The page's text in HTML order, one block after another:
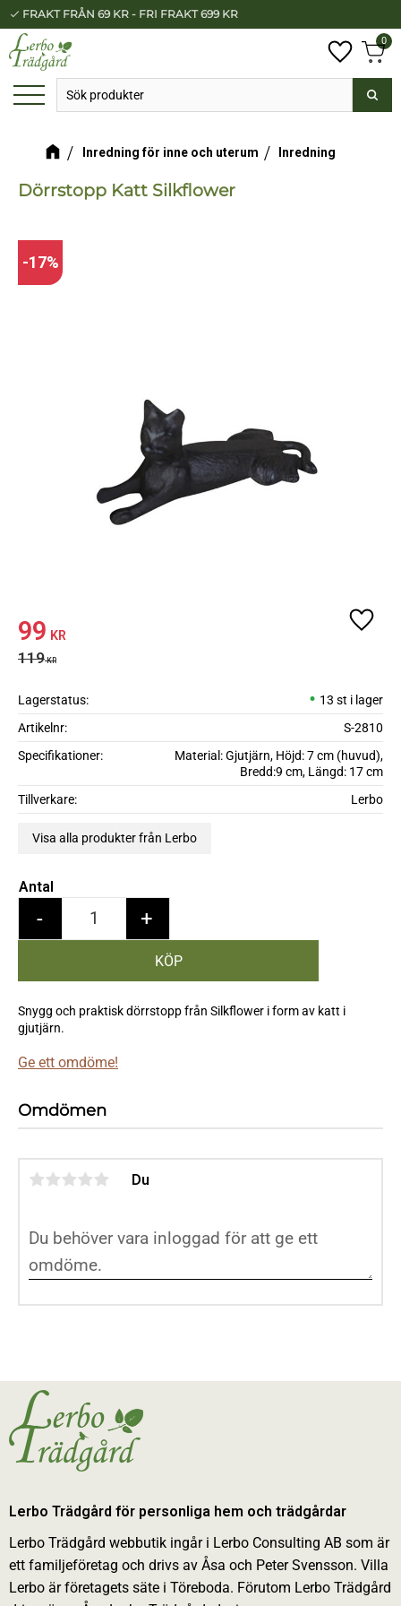
Meny
check FRAKT FRÅN 69 KR - FRI FRAKT 699 KR
0
Inredning för inne och uterum Inredning
Dörrstopp Katt Silkflower
17%
Nedsatt pris:
99 KR
Ordinarie pris:
119KR
Antal
+
-
Lägg
Snygg och praktisk dörrstopp från Silkflower i form av katt i
gjutjärn.
Lagerstatus
13 st i lager
Artikelnr
S-2810
Specifikationer
Material: Gjutjärn, Höjd: 7 cm (huvud),
Bredd:9 cm, Längd: 17 cm
Tillverkare
Lerbo
Visa alla produkter från Lerbo
Ge ett omdöme!
Omdömen
Du
Lerbo Trädgård för personliga hem och trädgårdar
Lerbo Trädgård webbutik ingår i Lerbo Consulting AB som är
ett familjeföretag och drivs av Åsa och Peter Svensson. Villa
Lerbo är företagets säte i Töreboda. Förutom Lerbo Trädgård